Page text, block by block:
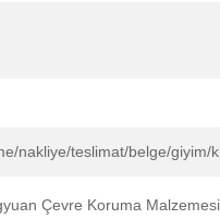
nakliye/teslimat/belge/giyim/
Çevre Koruma Malzemesi